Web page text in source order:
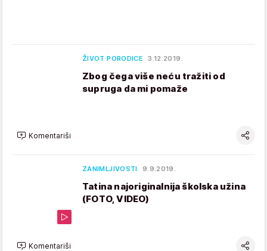
ŽIVOT PORODICE 3.12.2019.
Zbog čega više neću tražiti od
supruga da mi pomaže
Komentariši
ZANIMLJIVOSTI 9.9.2019.
Tatina najoriginalnija školska užina
(FOTO, VIDEO)
Komentariši